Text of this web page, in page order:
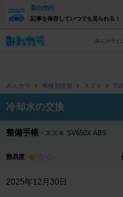
記事を保存していつでも見られる！
みんカラと
みんカラ 車種別情報 スズキ
冷却水の交換
整備手帳 スズキ SV650X ABS
難易度
2025年12月30日